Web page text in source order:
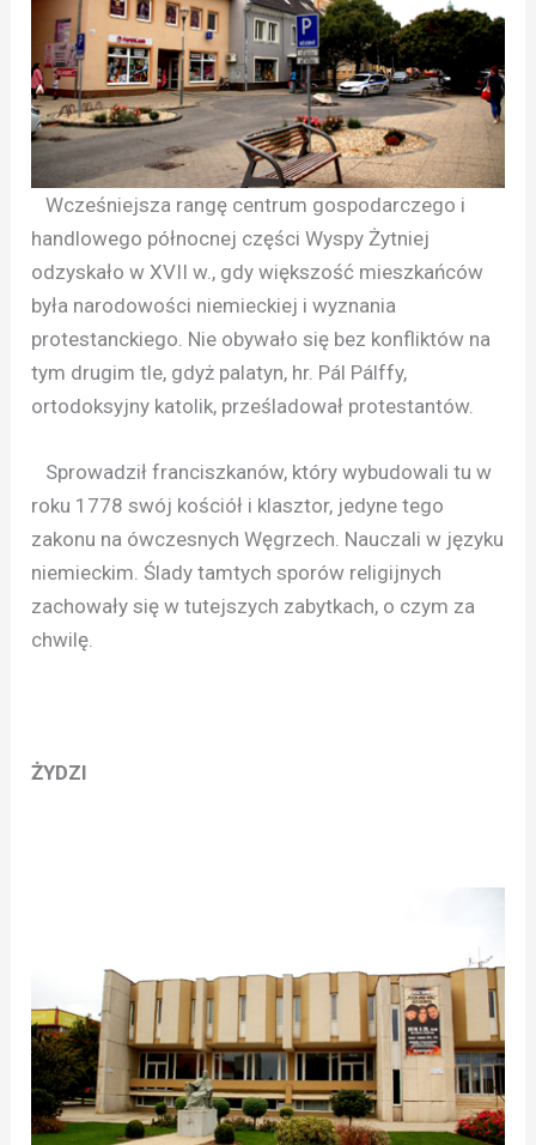
Wcześniejsza rangę centrum gospodarczego i
handlowego północnej części Wyspy Żytniej
odzyskało w XVII w., gdy większość mieszkańców
była narodowości niemieckiej i wyznania
protestanckiego. Nie obywało się bez konfliktów na
tym drugim tle, gdyż palatyn, hr. Pál Pálffy,
ortodoksyjny katolik, prześladował protestantów.
Sprowadził franciszkanów, który wybudowali tu w
roku 1778 swój kościół i klasztor, jedyne tego
zakonu na ówczesnych Węgrzech. Nauczali w języku
niemieckim. Ślady tamtych sporów religijnych
zachowały się w tutejszych zabytkach, o czym za
chwilę.
ŻYDZI